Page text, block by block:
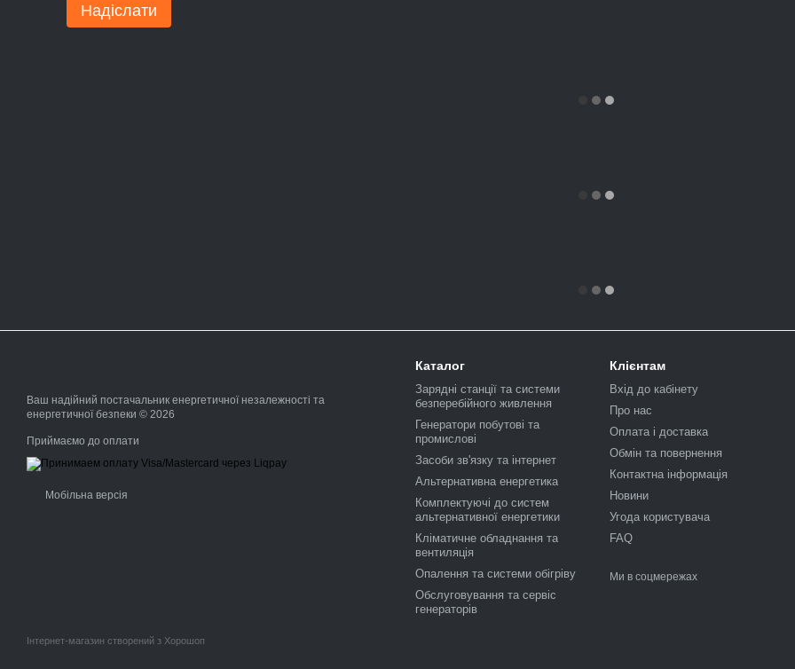
Надіслати
Ваш надійний постачальник енергетичної незалежності та
енергетичної безпеки © 2026
Приймаємо до оплати
Мобільна версія
Інтернет-магазин створений з Хорошоп
Каталог
Зарядні станції та системи
безперебійного живлення
Генератори побутові та
промислові
Засоби зв'язку та інтернет
Альтернативна енергетика
Комплектуючі до систем
альтернативної енергетики
Кліматичне обладнання та
вентиляція
Опалення та системи обігріву
Обслуговування та сервіс
генераторів
Клієнтам
Вхід до кабінету
Про нас
Оплата і доставка
Обмін та повернення
Контактна інформація
Новини
Угода користувача
FAQ
Ми в соцмережах